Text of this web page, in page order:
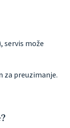
servis može
za preuzimanje.